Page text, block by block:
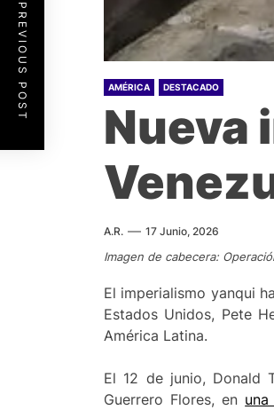
AMÉRICA DESTACADO
Nueva
A.R. 17 Junio, 2026
Imagen de cabecera:
El imperialismo yanqui
Estados Unidos, Pete
América Latina.
El 12 de junio, Donald
Guerrero Flores, en una
PREVIOUS POST